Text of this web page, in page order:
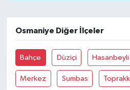
Osmaniye Diğer İlçeler
Bahçe Düziçi Hasanbeyli
Merkez Sumbas
Sokak Hayvanlarını
Sonsöz Özel
Spor